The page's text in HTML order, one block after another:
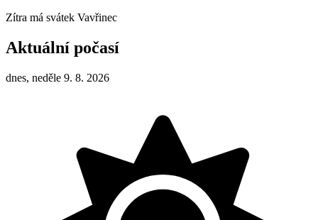
Zítra má svátek Vavřinec
Aktuální počasí
dnes, neděle 9. 8. 2026